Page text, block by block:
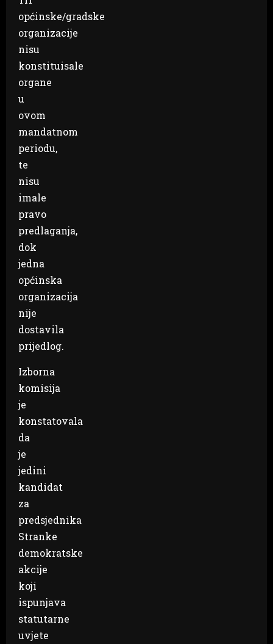
općinske/gradske
organizacije
nisu
konstituisale
organe
u
ovom
mandatnom
periodu,
te
nisu
imale
pravo
predlaganja,
dok
jedna
općinska
organizacija
nije
dostavila
prijedlog.
Izborna
komisija
je
konstatovala
da
je
jedini
kandidat
za
predsjednika
Stranke
demokratske
akcije
koji
ispunjava
statutarne
uvjete